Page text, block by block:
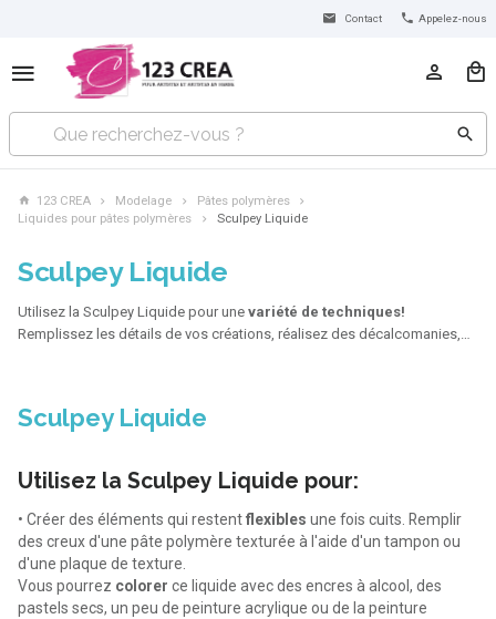
Contact Appelez-nous
123 CREA Modelage
Pâtes polymères
Liquides pour pâtes polymères
Sculpey Liquide
Sculpey Liquide
Utilisez la Sculpey Liquide pour une variété de techniques!
Remplissez les détails de vos créations, réalisez des décalcomanies,…
Sculpey Liquide
Utilisez la Sculpey Liquide pour:
• Créer des éléments qui restentflexibles une fois cuits. Remplir
des creux d'une pâte polymère texturée à l'aide d'un tampon ou
d'une plaque de texture.
Vous pourrez colorer ce liquide avec des encres à alcool, des
pastels secs, un peu de peinture acrylique ou de la peinture